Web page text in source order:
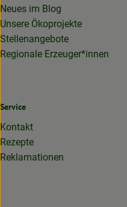
Neues im Blog
Unsere Ökoprojekte
Stellenangebote
Regionale Erzeuger*innen
Service
Kontakt
Rezepte
Reklamationen